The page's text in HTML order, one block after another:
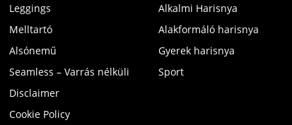
Leggings
Melltartó
Alsónemű
Seamless – Varrás nélküli
Disclaimer
Cookie Policy
Alkalmi Harisnya
Alakformáló harisnya
Gyerek harisnya
Sport